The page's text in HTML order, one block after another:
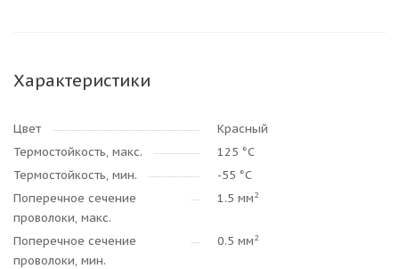
Характеристики
Цвет
Красный
Термостойкость, макс.
125 °C
Термостойкость, мин.
-55 °C
Поперечное сечение
проволоки, макс.
1.5 мм2
Поперечное сечение
проволоки, мин.
0.5 мм2